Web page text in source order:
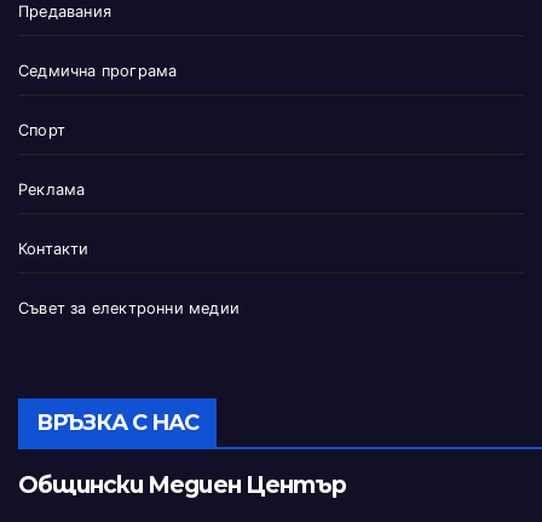
Предавания
Седмична програма
Спорт
Реклама
Контакти
Съвет за електронни медии
ВРЪЗКА С НАС
Общински Медиен Център